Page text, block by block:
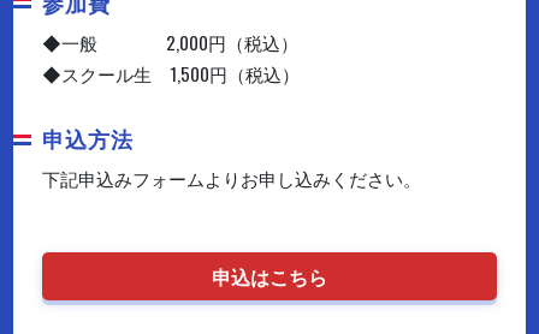
◆一般 2,000円（税込）
◆スクール生 1,500円（税込）
申込方法
下記申込みフォームよりお申し込みください。
申込はこちら